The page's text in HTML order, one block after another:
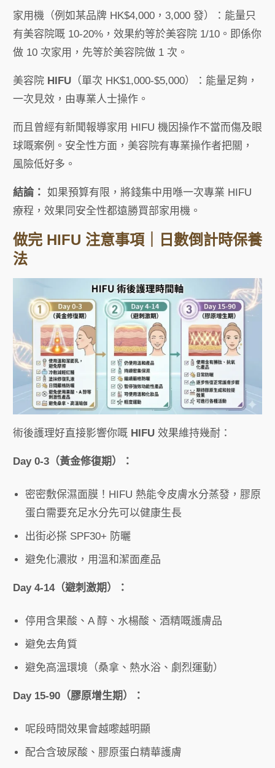
家用機（例如某品牌 HK$4,000，3,000 發）：能量只
有美容院嘅 10-20%，效果約等於美容院 1/10。即係你
做 10 次家用，先等於美容院做 1 次。
美容院 HIFU （單次 HK$1,000-$5,000）：能量足夠，
一次見效，由專業人士操作。
而且曾經有新聞報導家用 HIFU 機因操作不當而傷及眼
球嘅案例。安全性方面，美容院有專業操作者把關，
風險低好多。
結論： 如果預算有限，將錢集中用喺一次專業 HIFU
療程，效果同安全性都遠勝買部家用機。
做完 HIFU 注意事項｜日數倒計時保養
法
術後護理好直接影響你嘅 HIFU 效果維持幾耐：
Day 0-3（黃金修復期）：
密密敷保濕面膜！HIFU 熱能令皮膚水分蒸發，膠原
蛋白需要充足水分先可以健康生長
出街必搽 SPF30+ 防曬
避免化濃妝，用溫和潔面產品
Day 4-14（避刺激期）：
停用含果酸、A 醇、水楊酸、酒精嘅護膚品
避免去角質
避免高溫環境（桑拿、熱水浴、劇烈運動）
Day 15-90（膠原增生期）：
呢段時間效果會越嚟越明顯
配合含玻尿酸、膠原蛋白精華護膚